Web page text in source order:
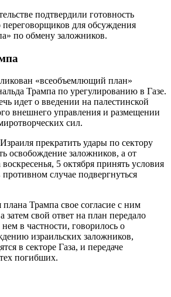
подтвердили готовность
для обсуждения
по обмену заложников.
«всеобъемлющий план»
Трампа по урегулированию в Газе.
идет о введении на палестинской
внешнего управления и размещении
сил.
прекратить удары по сектору
освобождение заложников, а от
5 октября принять условия
случае подвергнуться
Трампа свое согласие с ним
затем свой ответ на план передало
в частности, говорилось о
израильских заложников,
в секторе Газа, и передаче
погибших.